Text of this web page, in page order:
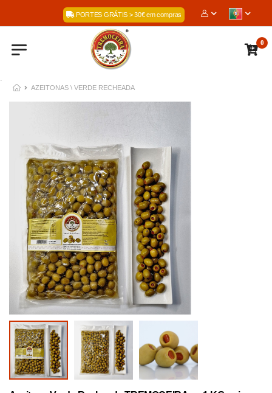
Bem-Vindos à nossa
PORTES GRÁTIS > 30€ em compras
0
.
AZEITONAS \ VERDE RECHEADA